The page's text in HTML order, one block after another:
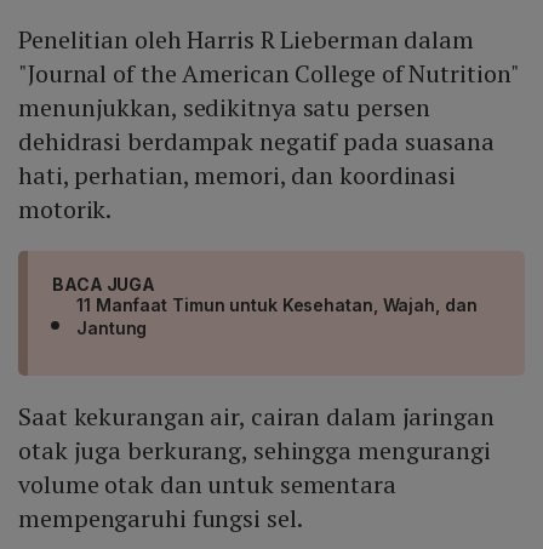
Penelitian oleh Harris R Lieberman dalam
"Journal of the American College of Nutrition"
menunjukkan, sedikitnya satu persen
dehidrasi berdampak negatif pada suasana
hati, perhatian, memori, dan koordinasi
motorik.
BACA JUGA
11 Manfaat Timun untuk Kesehatan, Wajah, dan
Jantung
Saat kekurangan air, cairan dalam jaringan
otak juga berkurang, sehingga mengurangi
volume otak dan untuk sementara
mempengaruhi fungsi sel.